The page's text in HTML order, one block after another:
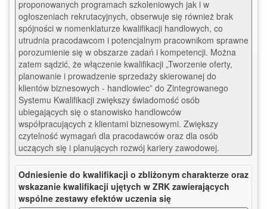
proponowanych programach szkoleniowych jak i w
ogłoszeniach rekrutacyjnych, obserwuje się również brak
spójności w nomenklaturze kwalifikacji handlowych, co
utrudnia pracodawcom i potencjalnym pracownikom sprawne
porozumienie się w obszarze zadań i kompetencji. Można
zatem sądzić, że włączenie kwalifikacji „Tworzenie oferty,
planowanie i prowadzenie sprzedaży skierowanej do
klientów biznesowych - handlowiec” do Zintegrowanego
Systemu Kwalifikacji zwiększy świadomość osób
ubiegających się o stanowisko handlowców
współpracujących z klientami biznesowymi. Zwiększy
czytelność wymagań dla pracodawców oraz dla osób
uczących się i planujących rozwój kariery zawodowej.
Odniesienie do kwalifikacji o zbliżonym charakterze oraz
wskazanie kwalifikacji ujętych w ZRK zawierających
wspólne zestawy efektów uczenia się